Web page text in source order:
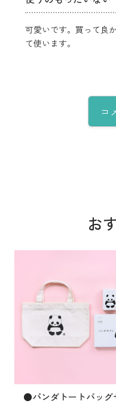
可愛いです。買って良
て使います。
コ
お
●パンダトートバッグ